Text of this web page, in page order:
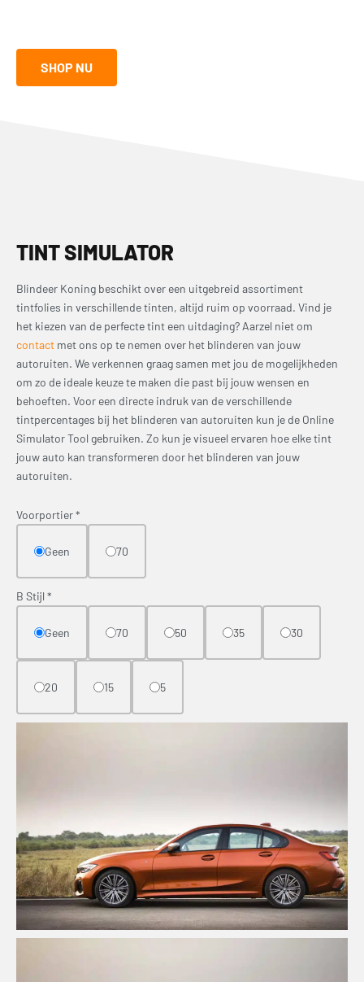
SHOP NU
TINT SIMULATOR
Blindeer Koning beschikt over een uitgebreid assortiment
tintfolies in verschillende tinten, altijd ruim op voorraad. Vind je
het kiezen van de perfecte tint een uitdaging? Aarzel niet om
contact met ons op te nemen over het blinderen van jouw
autoruiten. We verkennen graag samen met jou de mogelijkheden
om zo de ideale keuze te maken die past bij jouw wensen en
behoeften. Voor een directe indruk van de verschillende
tintpercentages bij het blinderen van autoruiten kun je de Online
Simulator Tool gebruiken. Zo kun je visueel ervaren hoe elke tint
jouw auto kan transformeren door het blinderen van jouw
autoruiten.
Voorportier*
Geen 70
B Stijl *
Geen 70 50 35 30
20 15 5